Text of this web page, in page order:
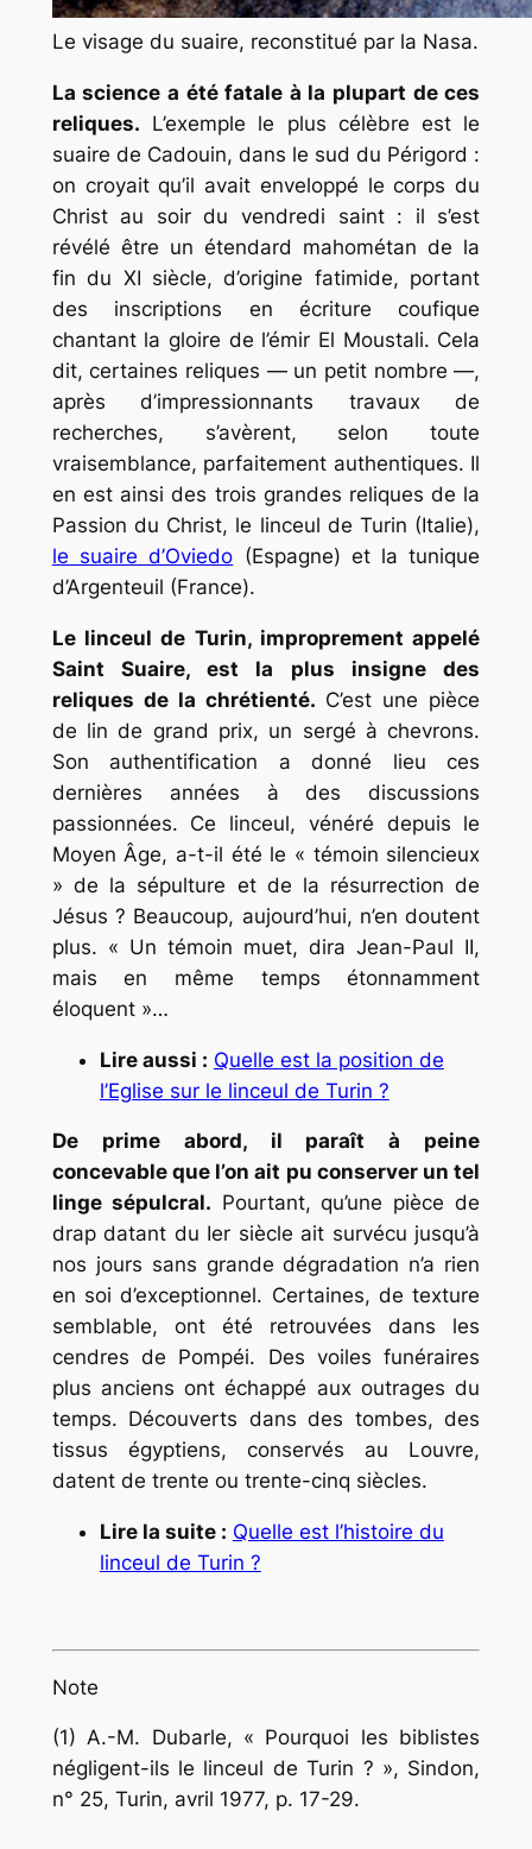
Le visage du suaire, reconstitué par la Nasa.
La science a été fatale à la plupart de ces
reliques. L’exemple le plus célèbre est le
suaire de Cadouin, dans le sud du Périgord :
on croyait qu’il avait enveloppé le corps du
Christ au soir du vendredi saint : il s’est
révélé être un étendard mahométan de la
fin du XI siècle, d’origine fatimide, portant
des inscriptions en écriture coufique
chantant la gloire de l’émir El Moustali. Cela
dit, certaines reliques — un petit nombre —,
après d’impressionnants travaux de
recherches, s’avèrent, selon toute
vraisemblance, parfaitement authentiques. Il
en est ainsi des trois grandes reliques de la
Passion du Christ, le linceul de Turin (Italie),
le suaire d’Oviedo (Espagne) et la tunique
d’Argenteuil (France).
Le linceul de Turin, improprement appelé
Saint Suaire, est la plus insigne des
reliques de la chrétienté. C’est une pièce
de lin de grand prix, un sergé à chevrons.
Son authentification a donné lieu ces
dernières années à des discussions
passionnées. Ce linceul, vénéré depuis le
Moyen Âge, a-t-il été le « témoin silencieux
» de la sépulture et de la résurrection de
Jésus ? Beaucoup, aujourd’hui, n’en doutent
plus. « Un témoin muet,dira Jean-Paul II,
mais en même temps étonnamment
éloquent »…
Lire aussi : Quelle est la position de
l’Eglise sur le linceul de Turin ?
De prime abord, il paraît à peine
concevable que l’on ait pu conserver un tel
linge sépulcral. Pourtant, qu’une pièce de
drap datant du Ier siècle ait survécu jusqu’à
nos jours sans grande dégradation n’a rien
en soi d’exceptionnel. Certaines, de texture
semblable, ont été retrouvées dans les
cendres de Pompéi. Des voiles funéraires
plus anciens ont échappé aux outrages du
temps. Découverts dans des tombes, des
tissus égyptiens, conservés au Louvre,
datent de trente ou trente-cinq siècles.
Lire la suite : Quelle est l’histoire du
linceul de Turin ?
Note
(1) A.-M. Dubarle, « Pourquoi les biblistes
négligent-ils le linceul de Turin ? », Sindon,
n° 25, Turin, avril 1977, p. 17-29.